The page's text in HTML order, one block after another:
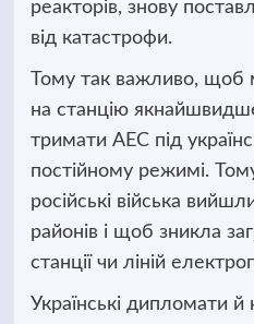
реакторів, знову
від катастрофи.
Тому так важливо, щоб
на станцію
тримати АЕС під
постійному режимі.
російські війська
районів і щоб зникла
станції чи ліній
Українські дипломати й